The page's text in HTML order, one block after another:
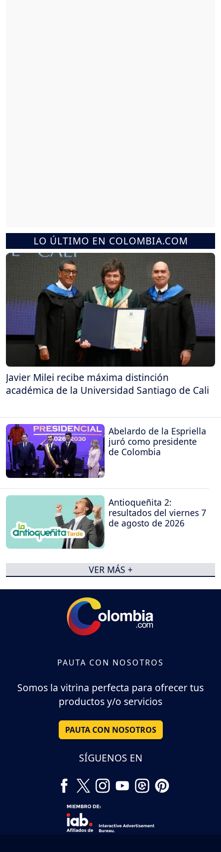
LO ÚLTIMO EN COLOMBIA.COM
Javier Milei recibe máxima distinción
académica de la Universidad Santiago de Cali
Abelardo de la Espriella
juró como presidente
de Colombia
Antioqueñita 2:
resultados del viernes 7
de agosto de 2026
VER MÁS +
PAUTA CON NOSOTROS
Somos la vitrina perfecta para ofrecer tus
productos y/o servicios
PAUTA CON NOSOTROS
SÍGUENOS EN